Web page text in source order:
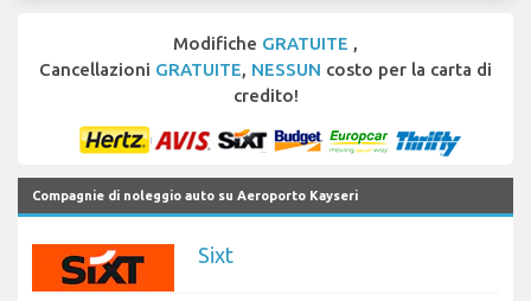
Modifiche GRATUITE ,
Cancellazioni GRATUITE, NESSUN costo per la carta di
credito!
Compagnie di noleggio auto su Aeroporto Kayseri
Sixt